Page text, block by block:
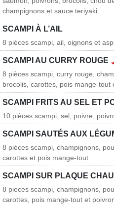
champignons et sauce teriyaki
SCAMPI À L’AIL
8 pièces scampi, ail, oignons et
SCAMPI AU CURRY ROUGE
8 pièces scampi, curry rouge,
brocolis, carottes, pois mange-tout
SCAMPI FRITS AU SEL ET
10 pièces scampi, sel, poivre,
SCAMPI SAUTÉS AUX
8 pièces scampi, champignons,
carottes et pois mange-tout
SCAMPI SUR PLAQUE
8 pieces scampi, champignons,
carottes, pois mange-tout et